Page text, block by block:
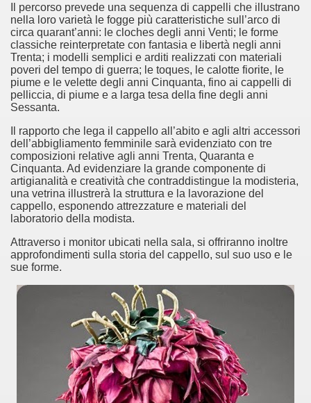
Il percorso prevede una sequenza di cappelli che illustrano
nella loro varietà le fogge più caratteristiche sull’arco di
circa quarant’anni: le cloches degli anni Venti; le forme
classiche reinterpretate con fantasia e libertà negli anni
Trenta; i modelli semplici e arditi realizzati con materiali
poveri del tempo di guerra; le toques, le calotte fiorite, le
piume e le velette degli anni Cinquanta, fino ai cappelli di
pelliccia, di piume e a larga tesa della fine degli anni
Sessanta.
Il rapporto che lega il cappello all’abito e agli altri accessori
dell’abbigliamento femminile sarà evidenziato con tre
composizioni relative agli anni Trenta, Quaranta e
Cinquanta. Ad evidenziare la grande componente di
artigianalità e creatività che contraddistingue la modisteria,
una vetrina illustrerà la struttura e la lavorazione del
cappello, esponendo attrezzature e materiali del
laboratorio della modista.
Attraverso i monitor ubicati nella sala, si offriranno inoltre
approfondimenti sulla storia del cappello, sul suo uso e le
sue forme.
del mese di Giugno 2014.
del mese di Luglio 2014.
significative opere museali.
del mese di Agosto 2014.
del mese di Dicembre 2014.
del mese di Gennaio 2015
Colosseo, Sotterranei e Terzo Ordine
Progetto Domus Aurea. Visita al cantiere di restauro